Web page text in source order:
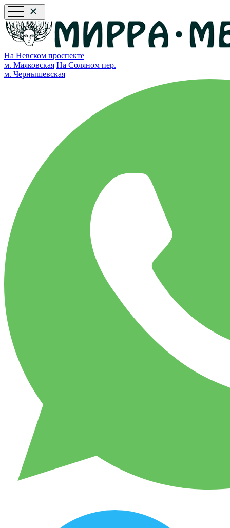
На Невском проспекте
м. Маяковская На Соляном пер.
м. Чернышевская